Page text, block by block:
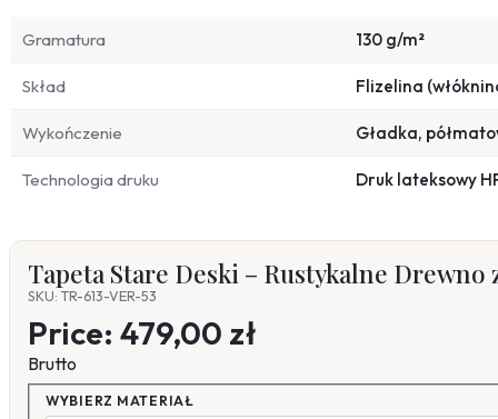
Gramatura 130 g/m²
Skład Flizelina
Wykończenie Gładka,
Technologia druku Druk lateksowy
Tapeta Stare Deski – Rustykalne Drewno
SKU: TR-613-VER-53
Price: 479,00 zł
Brutto
WYBIERZ MATERIAŁ